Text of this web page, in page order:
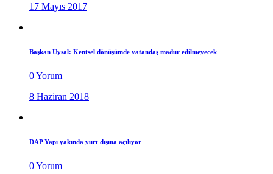
17 Mayıs 2017
Başkan Uysal: Kentsel dönüşümde vatandaş madur edilmeyecek
0 Yorum
8 Haziran 2018
DAP Yapı yakında yurt dışına açılıyor
0 Yorum